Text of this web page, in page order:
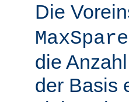
Die
die
der Basis